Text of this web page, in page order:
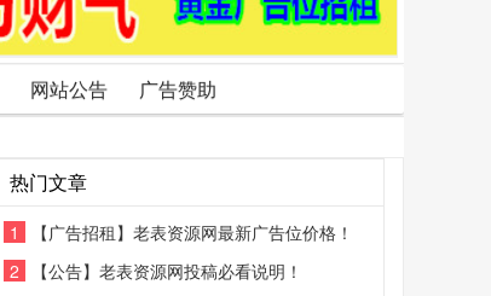
网站公告 广告赞助
热门文章
1
【广告招租】老表资源网最新广告位价格！
2
【公告】老表资源网投稿必看说明！